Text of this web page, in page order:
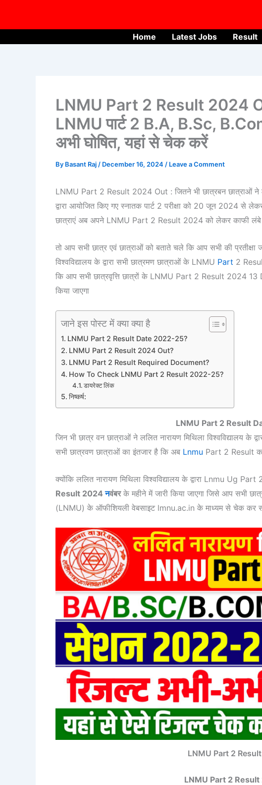
Home Latest Jobs Result
LNMU Part 2 Result 2024
LNMU पार्ट 2 B.A, B.Sc,
अभी घोषित, यहां से चेक करें
By Basant Raj / December 16, 2024 / Leave a Comment
LNMU Part 2 Result 2024 Out : जितने भी छात्रबन छात्राओं ने
द्वारा आयोजित किए गए स्नातक पार्ट 2 परीक्षा को 20 जून 2024
छात्राएं अब अपने LNMU Part 2 Result 2024 को लेकर काफी
तो आप सभी छात्र एवं छात्राओं को बताते चले कि आप सभी की प्रतीक्षा
विश्वविद्यालय के द्वारा सभी छात्रमण छात्राओं के LNMU Part 2
कि आप सभी छात्रवृत्ति छात्रों के LNMU Part 2 Result 2024
किया जाएगा
जाने इस पोस्ट में क्या क्या है
LNMU Part 2 Result Date 2022-25?
LNMU Part 2 Result 2024 Out?
LNMU Part 2 Result Required Document?
How To Check LNMU Part 2 Result 2022-25?
डायरेक्ट लिंक
निष्कर्ष:
LNMU Part 2 Result
जिन भी छात्र वन छात्राओं ने ललित नारायण मिथिला विश्वविद्यालय के
सभी छात्रवण छात्राओं का इंतजार है कि अब Lnmu Part 2 Result
क्योंकि ललित नारायण मिथिला विश्वविद्यालय के द्वारा Lnmu Ug
Result 2024नवंबरके महीने में जारी किया जाएगा जिसे आप सभी छात्र
(LNMU) के ऑफीशियली वेबसाइट lmnu.ac.in के माध्यम से चेक कर
LNMU Part 2
LNMU Part 2